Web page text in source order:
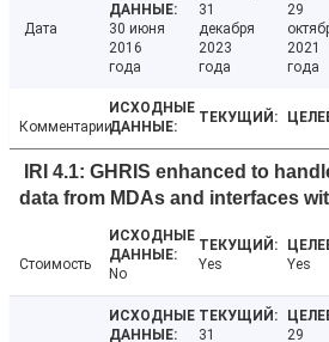
Дата
30 июня
2016
года
31
декабря
2023
года
29
2021
года
Комментарии
IRI 4.1: GHRIS enhanced to
data from MDAs and interfaces
Стоимость
No
Yes Yes
31 29